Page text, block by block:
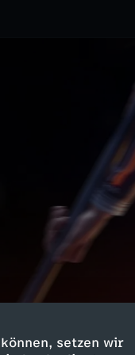
setzen wir